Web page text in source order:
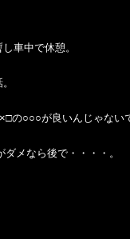
車中で休憩。
の○○○が良いんじゃない
メなら後で・・・・。